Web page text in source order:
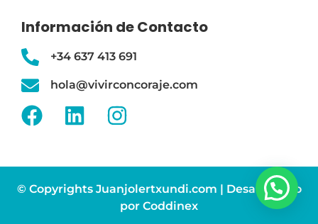
Información de Contacto
+34 637 413 691
hola@vivirconcoraje.com
© Copyrights Juanjolertxundi.com | Desarrollado
por Coddinex